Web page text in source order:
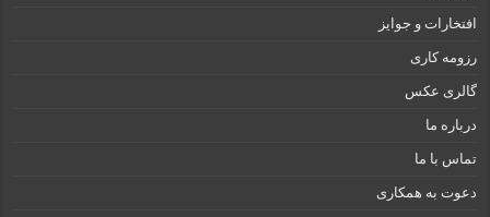
افتخارات و جوایز
رزومه کاری
گالری عکس
درباره ما
تماس با ما
دعوت به همکاری